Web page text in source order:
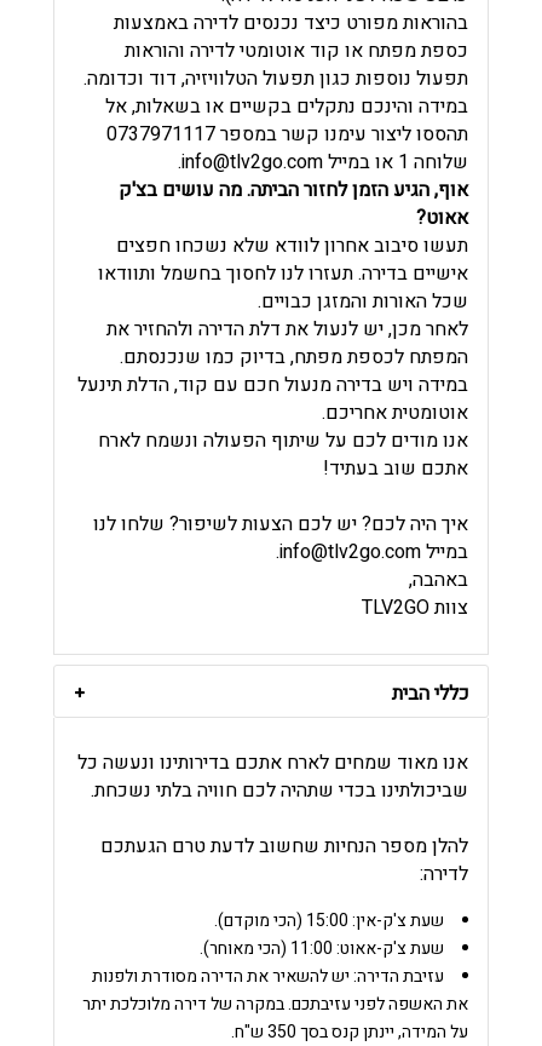
בהוראות מפורט כיצד נכנסים לדירה באמצעות
כספת מפתח או קוד אוטומטי לדירה והוראות
תפעול נוספות כגון תפעול הטלוויזיה, דוד וכדומה.
במידה והינכם נתקלים בקשיים או בשאלות, אל
תהססו ליצור עימנו קשר במספר 0737971117
שלוחה 1 או במייל
info@tlv2go.com
.
אוף, הגיע הזמן לחזור הביתה. מה עושים בצ'ק
אאוט?
תעשו סיבוב אחרון לוודא שלא נשכחו חפצים
אישיים בדירה. תעזרו לנו לחסוך בחשמל ותוודאו
שכל האורות והמזגן כבויים.
לאחר מכן, יש לנעול את דלת הדירה ולהחזיר את
המפתח לכספת מפתח, בדיוק כמו שנכנסתם.
במידה ויש בדירה מנעול חכם עם קוד, הדלת תינעל
אוטומטית אחריכם.
אנו מודים לכם על שיתוף הפעולה ונשמח לארח
אתכם שוב בעתיד!
איך היה לכם? יש לכם הצעות לשיפור? שלחו לנו
במיילinfo@tlv2go.com
.
באהבה,
צוות TLV2GO
כללי הבית
אנו מאוד שמחים לארח אתכם בדירותינו ונעשה כל
שביכולתינו בכדי שתהיה לכם חוויה בלתי נשכחת.
להלן מספר הנחיות שחשוב לדעת טרם הגעתכם
לדירה:
שעת צ'ק-אין:
שעת צ'ק-אאוט:
עזיבת הדירה:יש להשאיר את הדירה מסודרת ולפנות
את האשפה לפני עזיבתכם.במקרה של דירה מלוכלכת יתר
על המידה, יינתן קנס בסך 350 ש"ח.